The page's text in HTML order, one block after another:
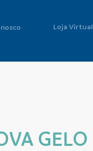
Loja Virtual
GELO